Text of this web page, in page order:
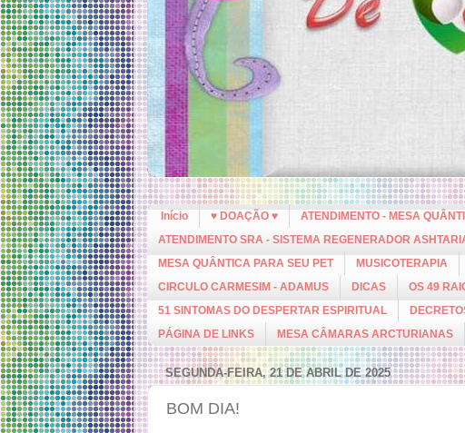
Início ♥ DOAÇÃO ♥ ATENDIMENTO - MESA
ATENDIMENTO SRA - SISTEMA REGENERADOR
MESA QUÂNTICA PARA SEU PET
MUSICOTERAPIA
CIRCULO CARMESIM - ADAMUS
DICAS OS 49
51 SINTOMAS DO DESPERTAR ESPIRITUAL
PÁGINA DE LINKS
MESA CÂMARAS ARCTURIANAS
SEGUNDA-FEIRA, 21 DE ABRIL DE 2025
BOM DIA!